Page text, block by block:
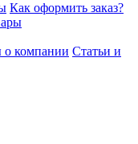
Как оформить заказ?
компании Статьи и